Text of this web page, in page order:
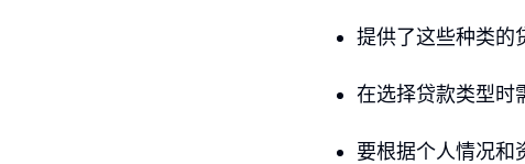
提供了这些种类的
在选择贷款类型时
要根据个人情况和